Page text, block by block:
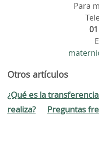
Para
Otros artículos
¿Qué es la
realiza?
Preguntas